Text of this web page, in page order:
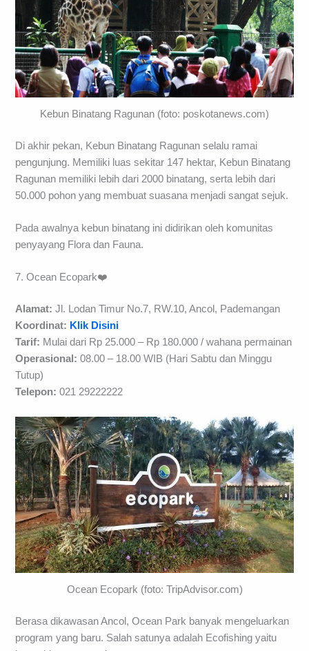
Kebun Binatang Ragunan (foto: poskotanews.com)
Di akhir pekan, Kebun Binatang Ragunan selalu ramai
pengunjung. Memiliki luas sekitar 147 hektar, Kebun Binatang
Ragunan memiliki lebih dari 2000 binatang, serta lebih dari
50.000 pohon yang membuat suasana menjadi sangat sejuk.
Pada awalnya kebun binatang ini didirikan oleh komunitas
penyayang Flora dan Fauna.
7. Ocean Ecopark❤️
Alamat:Jl. Lodan Timur No.7, RW.10, Ancol, Pademangan
Koordinat: Klik Disini
Tarif: Mulai dari Rp 25.000 – Rp 180.000 / wahana permainan
Operasional:08.00 – 18.00 WIB (Hari Sabtu dan Minggu
Tutup)
Telepon:021 29222222
Ocean Ecopark (foto: TripAdvisor.com)
Berasa dikawasan Ancol, Ocean Park banyak mengeluarkan
program yang baru. Salah satunya adalah Ecofishing yaitu